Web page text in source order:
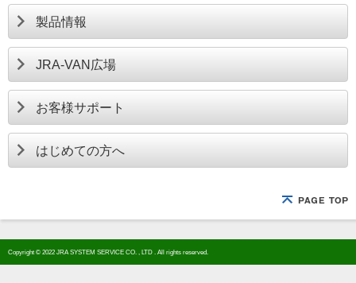
製品情報
JRA-VAN広場
お客様サポート
はじめての方へ
Copyright © 2022 JRA SYSTEM SERVICE CO. , LTD . All rights reserved.